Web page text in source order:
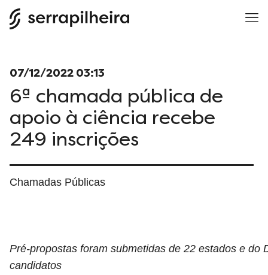
07/12/2022 03:13
6ª chamada pública de
apoio à ciência recebe
249 inscrições
Chamadas Públicas
Pré-propostas foram submetidas de 22 estados e do
candidatos